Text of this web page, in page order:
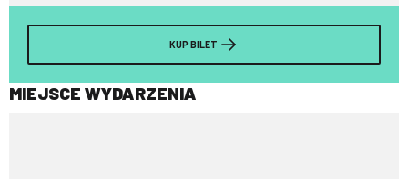
KUP BILET
MIEJSCE WYDARZENIA